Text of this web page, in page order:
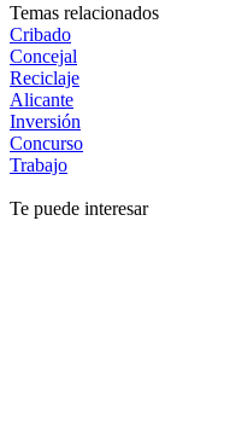
Temas relacionados
Cribado
Concejal
Reciclaje
Alicante
Inversión
Concurso
Trabajo
Te puede interesar